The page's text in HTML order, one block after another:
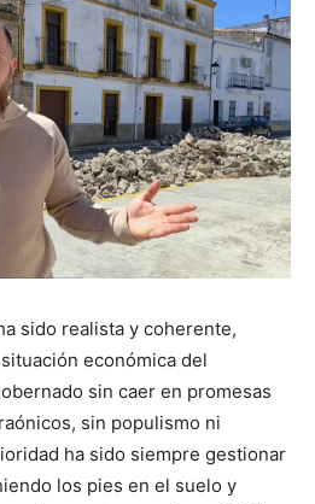
sido realista y coherente,
económica del
sin caer en promesas
sin populismo ni
ha sido siempre gestionar
los pies en el suelo y